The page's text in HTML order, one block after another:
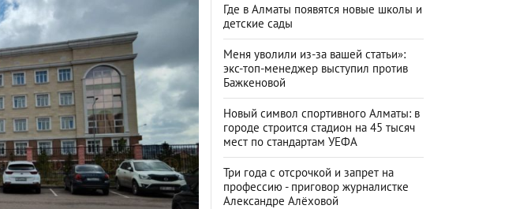
Где в Алматы появятся новые школы и
детские сады
Меня уволили из-за вашей статьи»:
экс-топ-менеджер выступил против
Бажкеновой
Новый символ спортивного Алматы: в
городе строится стадион на 45 тысяч
мест по стандартам УЕФА
Три года с отсрочкой и запрет на
профессию - приговор журналистке
Александре Алёховой